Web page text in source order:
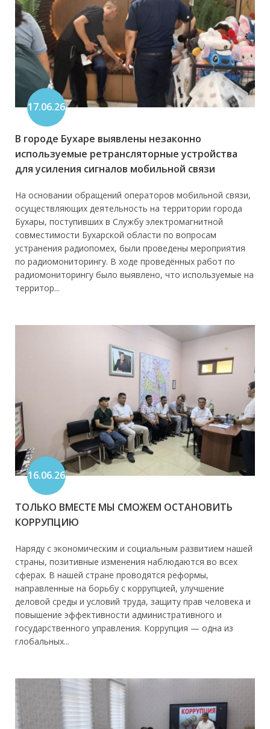
17.06.26
В городе Бухаре выявлены незаконно
используемые ретрансляторные устройства
для усиления сигналов мобильной связи
На основании обращений операторов мобильной связи,
осуществляющих деятельность на территории города
Бухары, поступивших в Службу электромагнитной
совместимости Бухарской области по вопросам
устранения радиопомех, были проведены мероприятия
по радиомониторингу. В ходе проведённых работ по
радиомониторингу было выявлено, что используемые на
территор...
16.06.26
ТОЛЬКО ВМЕСТЕ МЫ СМОЖЕМ ОСТАНОВИТЬ
КОРРУПЦИЮ
Наряду с экономическим и социальным развитием нашей
страны, позитивные изменения наблюдаются во всех
сферах. В нашей стране проводятся реформы,
направленные на борьбу с коррупцией, улучшение
деловой среды и условий труда, защиту прав человека и
повышение эффективности административного и
государственного управления. Коррупция — одна из
глобальных...